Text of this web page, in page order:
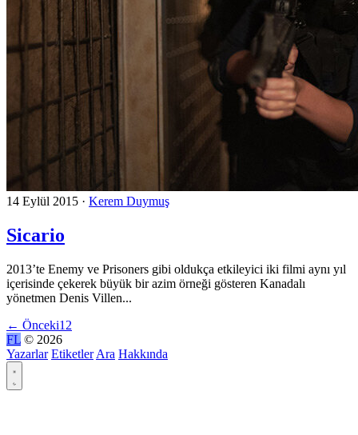
14 Eylül 2015 · Kerem Duymuş
Sicario
2013’te Enemy ve Prisoners gibi oldukça etkileyici iki filmi aynı yıl
içerisinde çekerek büyük bir azim örneği gösteren Kanadalı
yönetmen Denis Villen...
← Önceki1 2
FL © 2026
Yazarlar Etiketler Ara Hakkında